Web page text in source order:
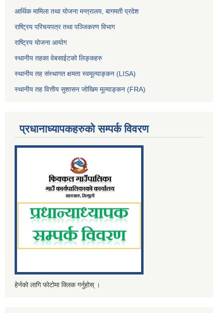
आर्थिक मामिला तथा योजना मन्त्रालय, बागमती प्रदेश
राष्ट्रिय परिचयपत्र तथा पञ्जिकरण विभाग
राष्ट्रिय योजना आयोग
स्थानीय तहका वेबसाईटको लिङ्कहरु
स्थानीय तह संस्थागत क्षमता स्वमूल्याङ्कन (LISA)
स्थानीय तह वित्तीय सुशासन जोखिम मूल्याङ्कन (FRA)
प्रधानाध्यापकहरुको सम्पर्क विवरण
हेर्नको लागि फोटोमा क्लिक गर्नुहोस् ।